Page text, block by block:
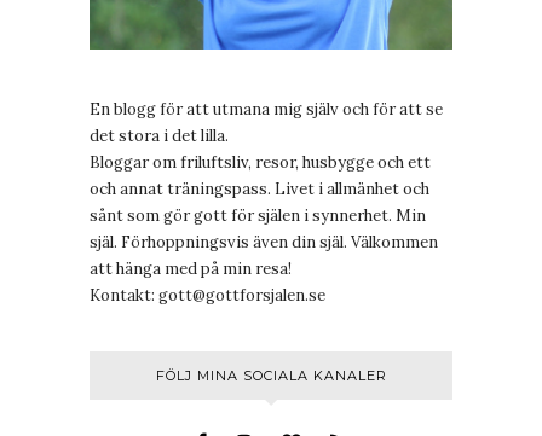
En blogg för att utmana mig själv och för att se
det stora i det lilla.
Bloggar om friluftsliv, resor, husbygge och ett
och annat träningspass. Livet i allmänhet och
sånt som gör gott för själen i synnerhet. Min
själ. Förhoppningsvis även din själ. Välkommen
att hänga med på min resa!
Kontakt: gott@gottforsjalen.se
FÖLJ MINA SOCIALA KANALER